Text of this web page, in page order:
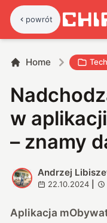
powrót
Home Tech
w
– znamy
A
Andrzej
22.10.2024
Aplikacja